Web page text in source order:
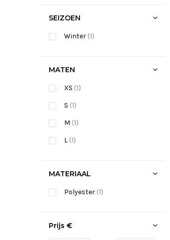
SEIZOEN
Winter (1)
MATEN
XS (1)
S (1)
M (1)
L (1)
MATERIAAL
Polyester (1)
Prijs €